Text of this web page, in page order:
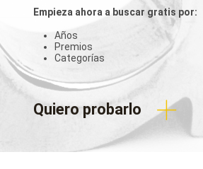
Empieza ahora a buscar gratis por:
Años
Premios
Categorías
Quiero probarlo +